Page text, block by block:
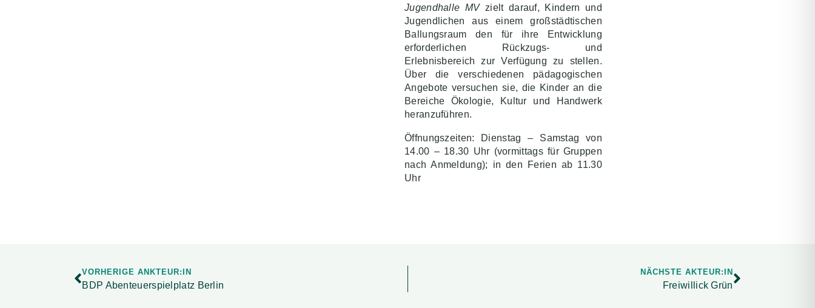
Jugendhalle MVzielt darauf, Kindern und
Jugendlichen aus einem großstädtischen
Ballungsraum den für ihre Entwicklung
erforderlichen Rückzugs- und
Erlebnisbereich zur Verfügung zu stellen.
Über die verschiedenen pädagogischen
Angebote versuchen sie, die Kinder an die
Bereiche Ökologie, Kultur und Handwerk
heranzuführen.
Öffnungszeiten: Dienstag – Samstag von
14.00 – 18.30 Uhr (vormittags für Gruppen
nach Anmeldung); in den Ferien ab 11.30
Uhr
VORHERIGE ANKTEUR:IN
BDP Abenteuerspielplatz Berlin
NÄCHSTE AKTEUR:IN
Freiwillick Grün